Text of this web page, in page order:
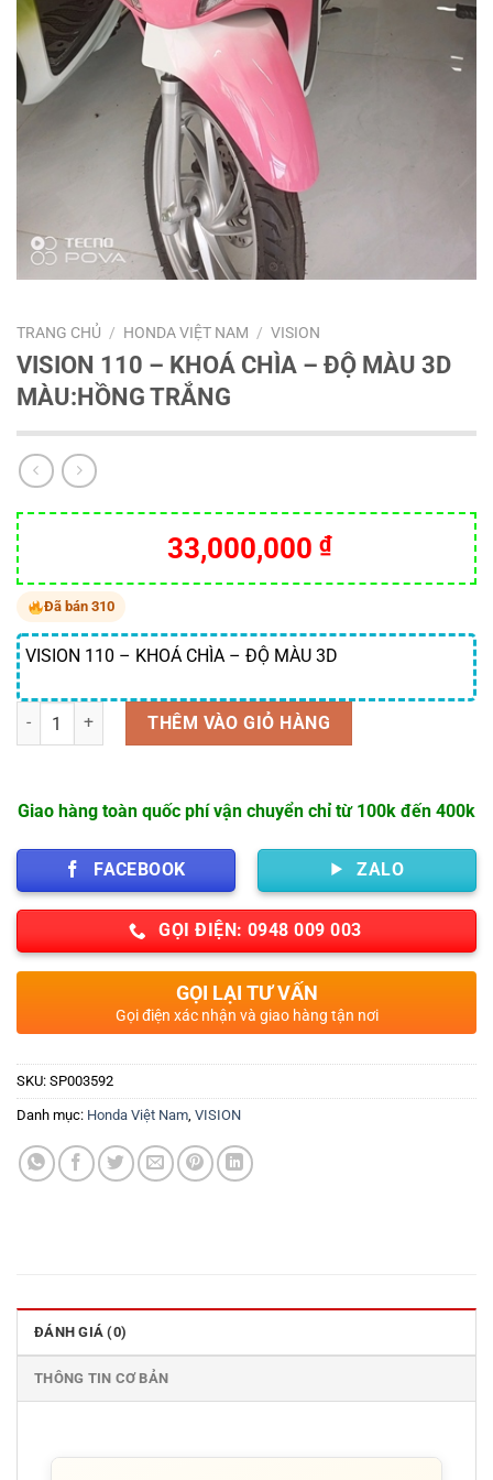
TRANG CHỦ / HONDA VIỆT NAM / VISION
VISION 110 – KHOÁ CHÌA – ĐỘ MÀU 3D
MÀU:HỒNG TRẮNG
33,000,000 ₫
Đã bán 310
VISION 110 – KHOÁ CHÌA – ĐỘ MÀU 3D
Số lượng THÊM VÀO GIỎ HÀNG
Giao hàng toàn quốc phí vận chuyển chỉ từ 100k đến 400k
FACEBOOK ZALO
GỌI ĐIỆN: 0948 009 003
GỌI LẠI TƯ VẤN
Gọi điện xác nhận và giao hàng tận nơi
SKU: SP003592
Danh mục: Honda Việt Nam VISION
ĐÁNH GIÁ (0)
THÔNG TIN CƠ BẢN